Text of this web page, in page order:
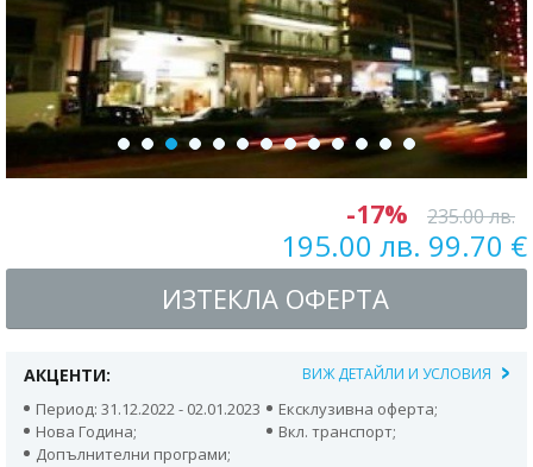
-17% 235.00 лв.
195.00 лв. 99.70 €
ИЗТЕКЛА ОФЕРТА
АКЦЕНТИ: ВИЖ ДЕТАЙЛИ И УСЛОВИЯ
Период: 31.12.2022 - 02.01.2023
Ексклузивна оферта;
Нова Година;
Вкл. транспорт;
Допълнителни програми;